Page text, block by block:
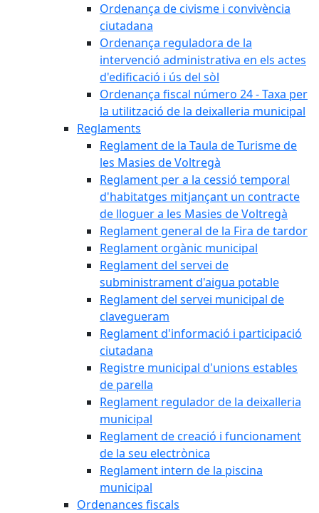
Ordenança de civisme i convivència
ciutadana
Ordenança reguladora de la
intervenció administrativa en els actes
d'edificació i ús del sòl
Ordenança fiscal número 24 - Taxa per
la utilització de la deixalleria municipal
Reglaments
Reglament de la Taula de Turisme de
les Masies de Voltregà
Reglament per a la cessió temporal
d'habitatges mitjançant un contracte
de lloguer a les Masies de Voltregà
Reglament general de la Fira de tardor
Reglament orgànic municipal
Reglament del servei de
subministrament d'aigua potable
Reglament del servei municipal de
clavegueram
Reglament d'informació i participació
ciutadana
Registre municipal d'unions estables
de parella
Reglament regulador de la deixalleria
municipal
Reglament de creació i funcionament
de la seu electrònica
Reglament intern de la piscina
municipal
Ordenances fiscals